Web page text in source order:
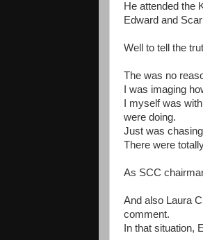
He attended the
Edward and
Well to tell the
The was no
I was imaging
I myself was
were doing.
Just was
There were
As SCC
And also Laura
comment.
In that situation,